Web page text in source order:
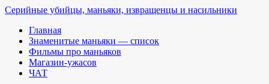
Серийные убийцы, маньяки, извращенцы и насильники
Главная
Знаменитые маньяки — список
Фильмы про маньяков
Магазин-ужасов
ЧАТ